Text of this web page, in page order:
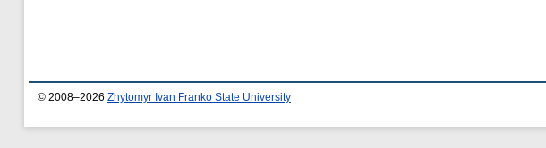
© 2008–2026 Zhytomyr Ivan Franko State University